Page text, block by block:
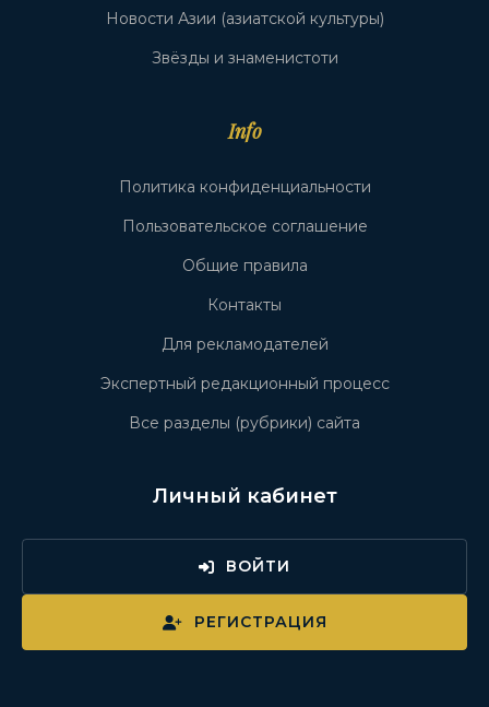
Новости Азии (азиатской культуры)
Звёзды и знаменистоти
Info
Политика конфиденциальности
Пользовательское соглашение
Общие правила
Контакты
Для рекламодателей
Экспертный редакционный процесс
Все разделы (рубрики) сайта
Личный кабинет
ВОЙТИ
РЕГИСТРАЦИЯ